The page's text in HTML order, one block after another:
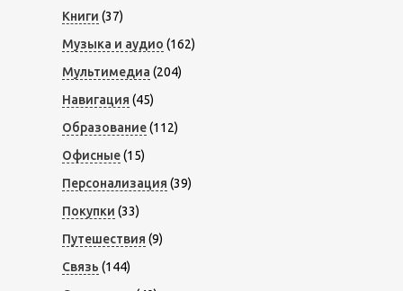
Книги (37)
Музыка и аудио (162)
Мультимедиа (204)
Навигация (45)
Образование(112)
Офисные(15)
Персонализация (39)
Покупки (33)
Путешествия (9)
Связь (144)